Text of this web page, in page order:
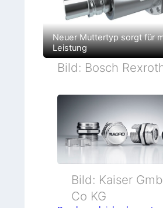
Neuer Muttertyp sorgt für
Leistung
Bild: Bosch
Bild: Kaiser
Co KG